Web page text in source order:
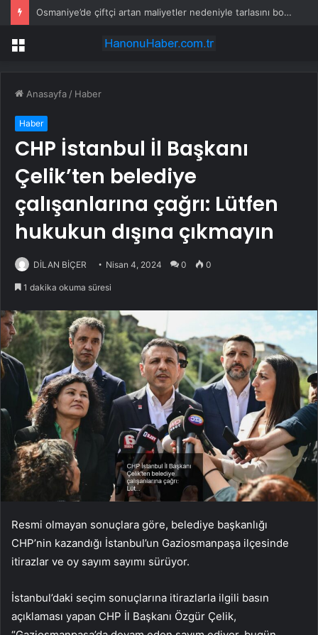
Nalbantoğlu’ndan Kılıçdaroğlu’na ziyaret
Menü
Anasayfa / Haber
Haber
CHP İstanbul İl Başkanı
Çelik’ten belediye
çalışanlarına çağrı: Lütfen
hukukun dışına çıkmayın
DİLAN BİÇER Nisan 4, 2024 0 0
1 dakika okuma süresi
Resmi olmayan sonuçlara göre, belediye başkanlığı
CHP’nin kazandığı İstanbul’un Gaziosmanpaşa ilçesinde
itirazlar ve oy sayım sayımı sürüyor.
İstanbul’daki seçim sonuçlarına itirazlarla ilgili basın
açıklaması yapan CHP İl Başkanı Özgür Çelik,